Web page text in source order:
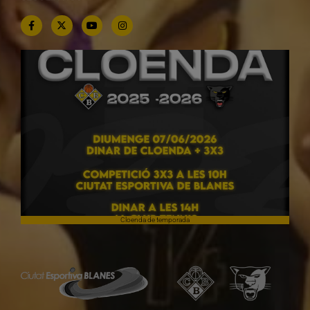
Cloenda de temporada